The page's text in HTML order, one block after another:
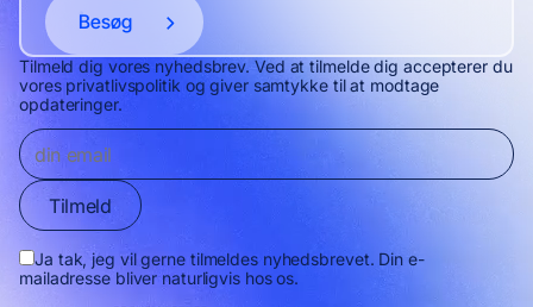
Besøg
Tilmeld dig vores nyhedsbrev. Ved at tilmelde dig accepterer du
vores privatlivspolitik og giver samtykke til at modtage
opdateringer.
Tilmeld
Ja tak, jeg vil gerne tilmeldes nyhedsbrevet. Din e-
mailadresse bliver naturligvis hos os.